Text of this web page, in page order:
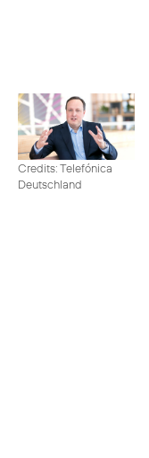
Credits: Telefónica
Deutschland